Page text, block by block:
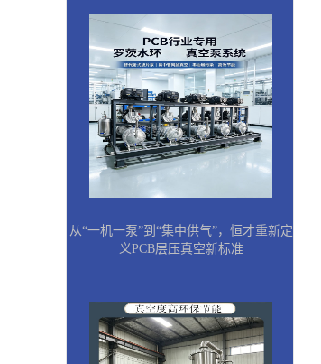
从“一机一泵”到“集中供气”，恒才重新定
义PCB层压真空新标准